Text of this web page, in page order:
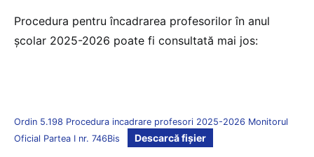
Procedura pentru încadrarea profesorilor în anul
școlar 2025-2026 poate fi consultată mai jos:
Ordin 5.198 Procedura incadrare profesori 2025-2026 Monitorul
Oficial Partea I nr. 746Bis
Descarcă fișier